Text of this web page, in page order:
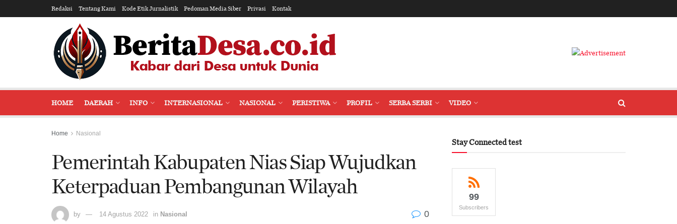
Redaksi Tentang Kami Kode Etik Jurnalistik Pedoman Media Siber Privasi Kontak
HOME DAERAH INFO INTERNASIONAL NASIONAL PERISTIWA PROFIL SERBA SERBI VIDEO
Home Nasional
Pemerintah Kabupaten Nias Siap Wujudkan
Keterpaduan Pembangunan Wilayah
by 14 Agustus 2022 in Nasional 0
Stay Connected test
99
Subscribers